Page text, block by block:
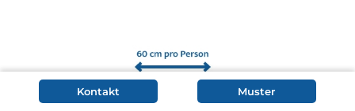
Kontakt Muster